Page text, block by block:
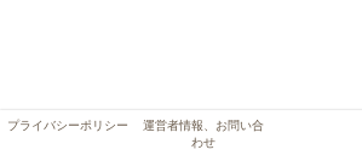
プライバシーポリシー
運営者情報、お問い合
わせ